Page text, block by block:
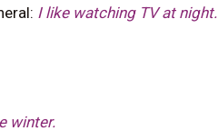
I like watching TV at night.
winter.